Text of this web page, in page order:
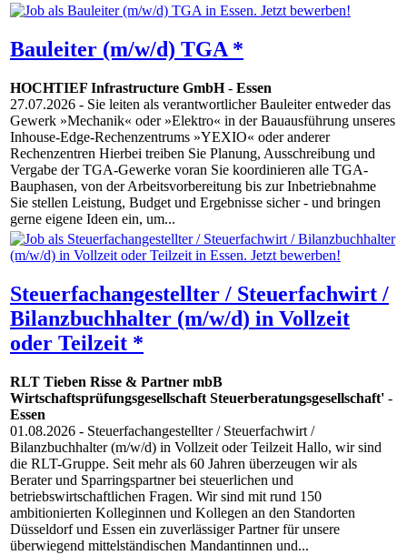
Bauleiter (m/w/d) TGA *
HOCHTIEF Infrastructure GmbH- Essen
27.07.2026 - Sie leiten als verantwortlicher Bauleiter entweder das
Gewerk »Mechanik« oder »Elektro« in der Bauausführung unseres
Inhouse-Edge-Rechenzentrums »YEXIO« oder anderer
Rechenzentren Hierbei treiben Sie Planung, Ausschreibung und
Vergabe der TGA-Gewerke voran Sie koordinieren alle TGA-
Bauphasen, von der Arbeitsvorbereitung bis zur Inbetriebnahme
Sie stellen Leistung, Budget und Ergebnisse sicher - und bringen
gerne eigene Ideen ein, um...
Steuerfachangestellter / Steuerfachwirt /
Bilanzbuchhalter (m/w/d) in Vollzeit
oder Teilzeit *
RLT Tieben Risse & Partner mbB
Wirtschaftsprüfungsgesellschaft Steuerberatungsgesellschaft' -
Essen
01.08.2026 - Steuerfachangestellter / Steuerfachwirt /
Bilanzbuchhalter (m/w/d) in Vollzeit oder Teilzeit Hallo, wir sind
die RLT-Gruppe. Seit mehr als 60 Jahren überzeugen wir als
Berater und Sparringspartner bei steuerlichen und
betriebswirtschaftlichen Fragen. Wir sind mit rund 150
ambitionierten Kolleginnen und Kollegen an den Standorten
Düsseldorf und Essen ein zuverlässiger Partner für unsere
überwiegend mittelständischen Mandantinnen und...